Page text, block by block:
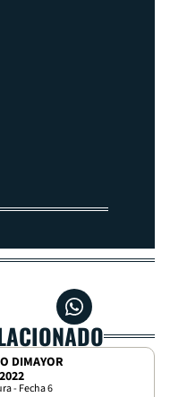
DIMAYOR
2022
- Fecha 6